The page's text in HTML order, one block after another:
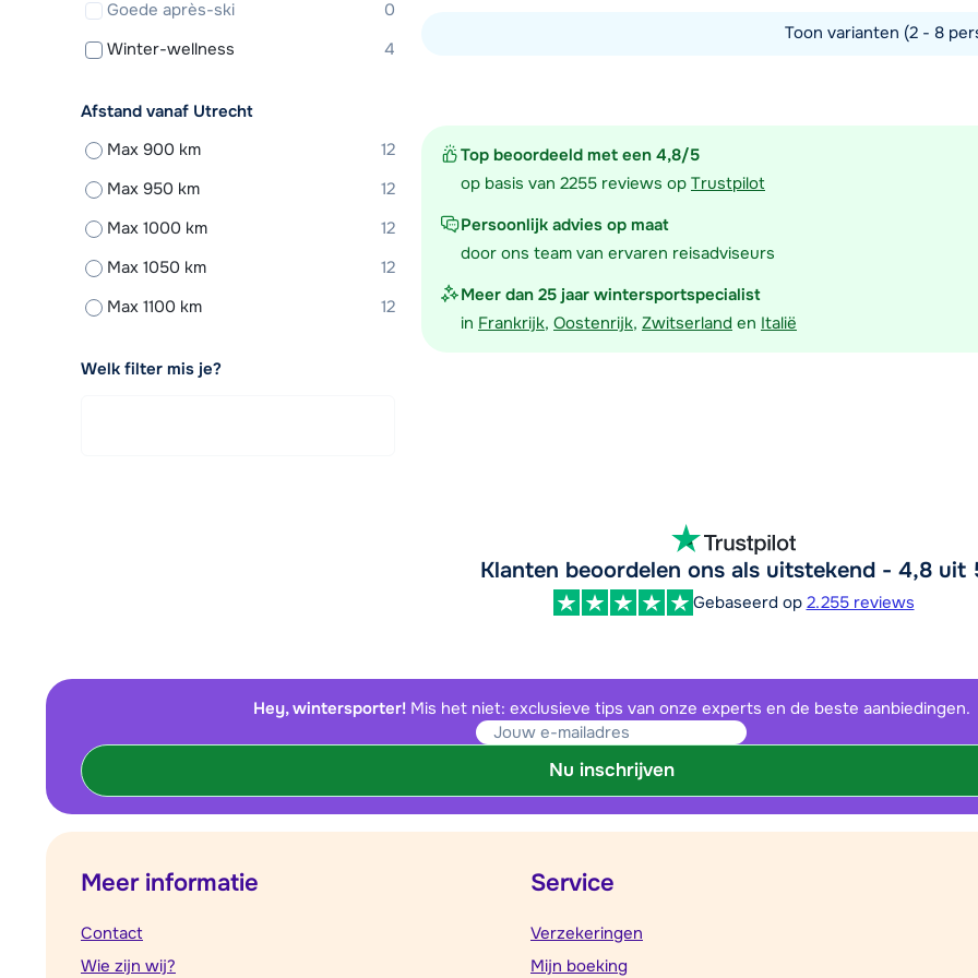
Top beoordeeld met een 4,8/5
op basis van 2255 reviews op Trustpilot
Persoonlijk advies op maat
door ons team van ervaren reisadviseurs
Meer dan 25 jaar wintersportspecialist
in Frankrijk, Oostenrijk, Zwitserland en Italië
Toon varianten (2 - 8
Goede après-ski
0
Winter-wellness
4
Afstand vanaf Utrecht
Max 900 km
12
Max 950 km
12
Max 1000 km
12
Max 1050 km
12
Max 1100 km
12
Welk filter mis je?
Klanten beoordelen ons als uitstekend - 4,8 uit
Gebaseerd op 2.255 reviews
Hey, wintersporter! Mis het niet: exclusieve tips van onze experts en de beste aanbiedingen.
Nu inschrijven
Meer informatie
Contact
Wie zijn wij?
Service
Verzekeringen
Mijn boeking